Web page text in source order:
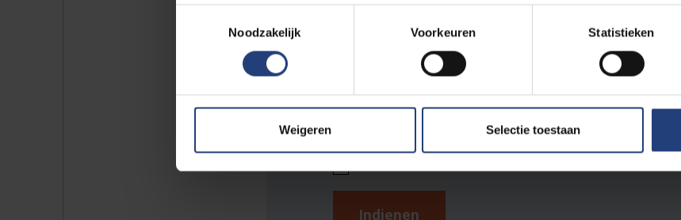
Noodzakelijk
Voorkeuren Statistieken
Weigeren Selectie toestaan
Telefoonnummer
Relatie tot de VUB